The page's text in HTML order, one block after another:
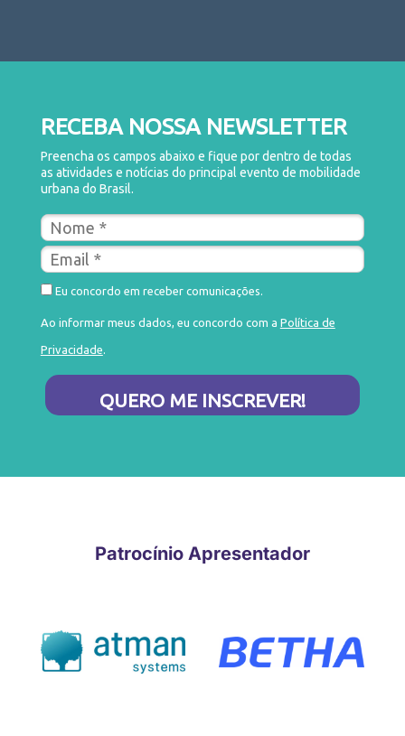
RECEBA NOSSA NEWSLETTER
Preencha os campos abaixo e fique por dentro de todas
as atividades e notícias do principal evento de mobilidade
urbana do Brasil.
Eu concordo em receber comunicações.
Ao informar meus dados, eu concordo com a Política de
Privacidade.
QUERO ME INSCREVER!
Patrocínio Apresentador